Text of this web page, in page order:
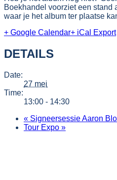
Boekhandel voorziet een stand
waar je het album ter plaatse
+ Google Calendar+ iCal Export
DETAILS
Date:
27 mei
Time:
13:00 - 14:30
« Signeersessie Aaron
Tour Expo »